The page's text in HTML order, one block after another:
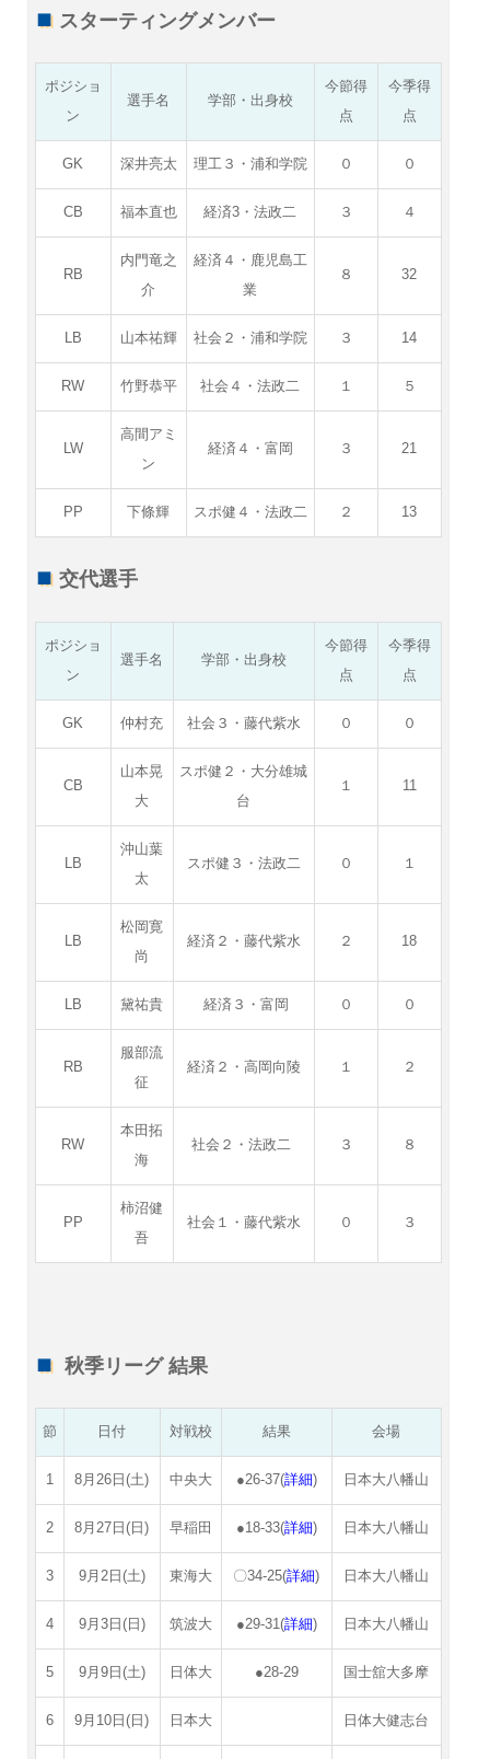
スターティングメンバー
ポジショ
ン
選手名 学部・出身校
今節得
点
今季得
点
GK 深井亮太 理工３・浦和学院 ０ ０
CB 福本直也 経済3・法政二 ３ ４
RB
内門竜之
介
経済４・鹿児島工
業
８ 32
LB 山本祐輝 社会２・浦和学院 ３ 14
RW 竹野恭平 社会４・法政二 １ ５
LW
高間アミ
ン
経済４・富岡 ３ 21
PP 下條輝 スポ健４・法政二 ２ 13
交代選手
ポジショ
ン
選手名 学部・出身校
今節得
点
今季得
点
GK 仲村充 社会３・藤代紫水 ０ ０
CB
山本晃
大
スポ健２・大分雄城
台
１ 11
LB
沖山葉
太
スポ健３・法政二 ０ １
LB
松岡寛
尚
経済２・藤代紫水 ２ 18
LB 黛祐貴 経済３・富岡 ０ ０
RB
服部流
征
経済２・高岡向陵 １ ２
RW
本田拓
海
社会２・法政二 ３ ８
PP
柿沼健
吾
社会１・藤代紫水 ０ ３
秋季リーグ 結果
節 日付 対戦校 結果 会場
1 8月26日(土) 中央大 ●26-37(詳細) 日本大八幡山
2 8月27日(日) 早稲田 ●18-33(詳細) 日本大八幡山
3 9月2日(土) 東海大 〇34-25(詳細) 日本大八幡山
4 9月3日(日) 筑波大 ●29-31(詳細) 日本大八幡山
5 9月9日(土) 日体大 ●28-29 国士舘大多摩
6 9月10日(日) 日本大 日体大健志台